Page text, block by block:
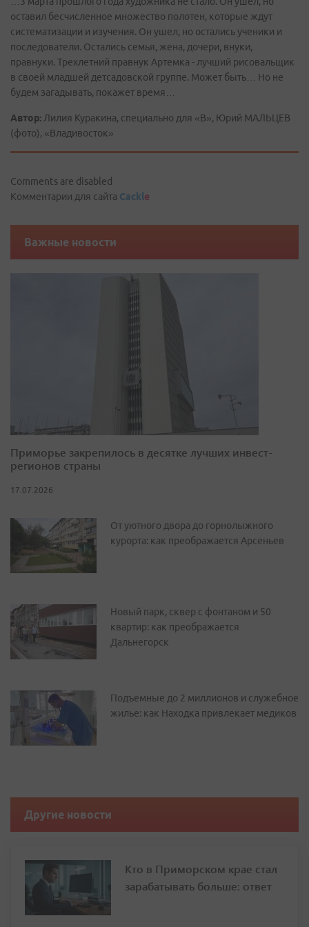
оставил бесчисленное множество полотен, которые ждут
систематизации и изучения. Он ушел, но остались ученики и
последователи. Остались семья, жена, дочери, внуки,
правнуки. Трехлетний правнук Артемка - лучший рисовальщик
в своей младшей детсадовской группе. Может быть… Но не
будем загадывать, покажет время…
Автор: Лилия Куракина, специально для «В», Юрий МАЛЬЦЕВ
(фото), «Владивосток»
Comments are disabled
Комментарии для сайта Cackle
Важные новости
Приморье закрепилось в десятке лучших инвест-
регионов страны
17.07.2026
От уютного двора до горнолыжного
курорта: как преображается Арсеньев
Новый парк, сквер с фонтаном и 50
квартир: как преображается
Дальнегорск
Подъемные до 2 миллионов и служебное
жилье: как Находка привлекает медиков
Другие новости
Кто в Приморском крае стал
зарабатывать больше: ответ